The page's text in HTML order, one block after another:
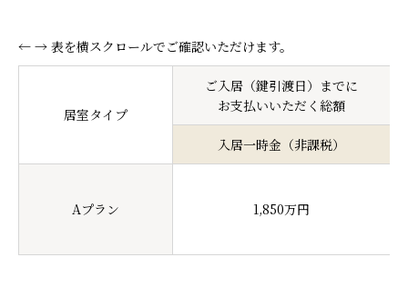
← → 表を横スクロールでご確認いただけます。
居室タイプ
ご入居（鍵引渡日）までに
お支払いいただく総額
入居一時金（非課税）
Aプラン 1,850万円